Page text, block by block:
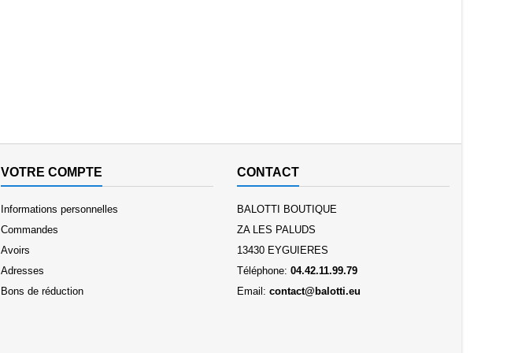
VOTRE COMPTE
Informations personnelles
Commandes
Avoirs
Adresses
Bons de réduction
CONTACT
BALOTTI BOUTIQUE
ZA LES PALUDS
13430 EYGUIERES
Téléphone: 04.42.11.99.79
Email: contact@balotti.eu